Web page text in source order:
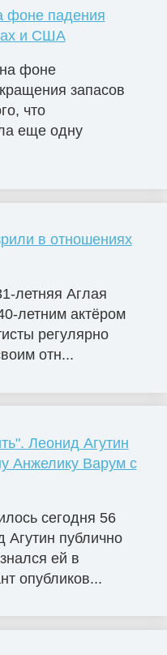
фоне падения
и США
фоне
запасов
что
еще одну
в отношениях
летняя Аглая
летним актёром
регулярно
отн...
Леонид Агутин
Анжелику Варум с
сегодня 56
Агутин публично
ей в
опубликов...